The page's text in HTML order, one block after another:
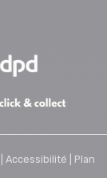
Accessibilité | Plan